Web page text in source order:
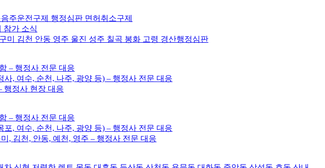
주운전구제 행정심판 면허취소구제
참가 소식
미 김천 안동 영주 울진 성주 칠곡 봉화 고령 경산행정심판
– 행정사 전문 대응
, 여수, 순천, 나주, 광양 등) – 행정사 전문 대응
행정사 현장 대응
– 행정사 전문 대응
, 여수, 순천, 나주, 광양 등) – 행정사 전문 대응
, 김천, 안동, 예천, 영주 – 행정사 전문 대응